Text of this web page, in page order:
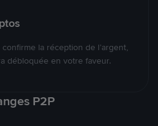
la réception de l’argent,
débloquée en votre faveur.
P2P